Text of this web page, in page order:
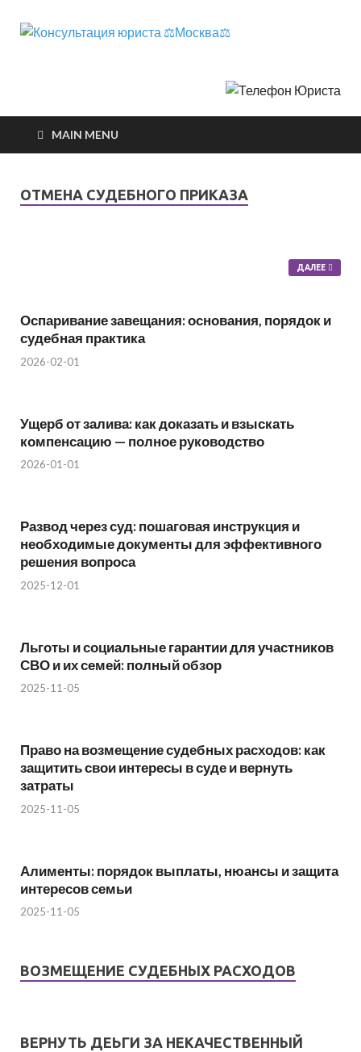
юриста
MAIN MENU
ОТМЕНА СУДЕБНОГО ПРИКАЗА
ДАЛЕЕ
Оспаривание завещания: основания, порядок и
судебная практика
2026-02-01
Ущерб от залива: как доказать и взыскать
компенсацию — полное руководство
2026-01-01
Развод через суд: пошаговая инструкция и
необходимые документы для эффективного
решения вопроса
2025-12-01
Льготы и социальные гарантии для участников
СВО и их семей: полный обзор
2025-11-05
Право на возмещение судебных расходов: как
защитить свои интересы в суде и вернуть
затраты
2025-11-05
Алименты: порядок выплаты, нюансы и защита
интересов семьи
2025-11-05
ВОЗМЕЩЕНИЕ СУДЕБНЫХ РАСХОДОВ
ВЕРНУТЬ ДЕЬГИ ЗА НЕКАЧЕСТВЕННЫЙ